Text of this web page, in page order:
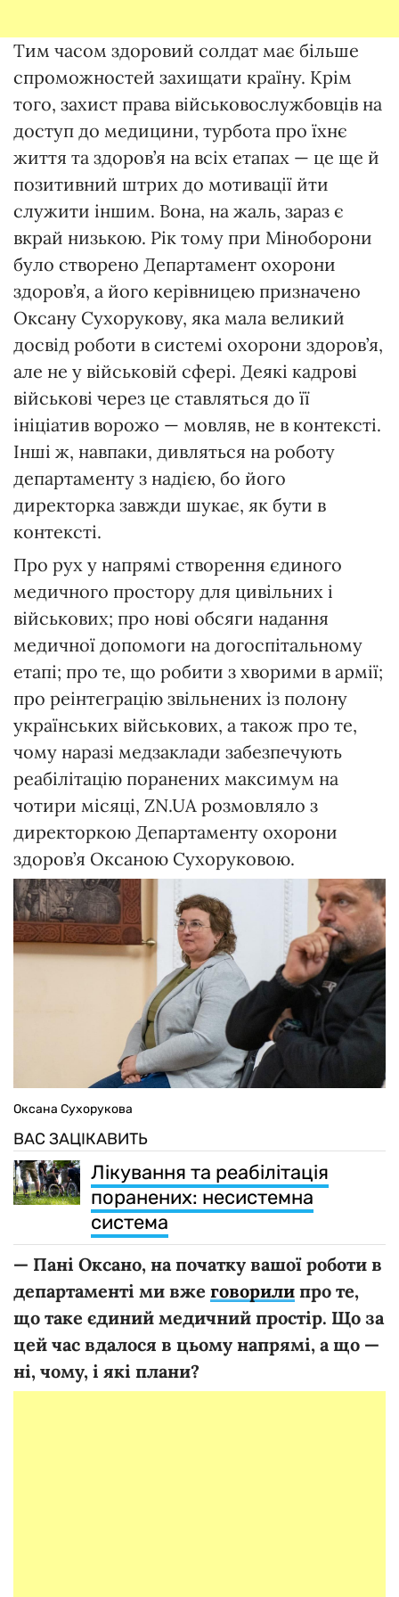
Тим часом здоровий солдат має більше
спроможностей захищати країну. Крім
того, захист права військовослужбовців на
доступ до медицини, турбота про їхнє
життя та здоров’я на всіх етапах — це ще й
позитивний штрих до мотивації йти
служити іншим. Вона, на жаль, зараз є
вкрай низькою. Рік тому при Міноборони
було створено Департамент охорони
здоров’я, а його керівницею призначено
Оксану Сухорукову, яка мала великий
досвід роботи в системі охорони здоров’я,
але не у військовій сфері. Деякі кадрові
військові через це ставляться до її
ініціатив ворожо — мовляв, не в контексті.
Інші ж, навпаки, дивляться на роботу
департаменту з надією, бо його
директорка завжди шукає, як бути в
контексті.
Про рух у напрямі створення єдиного
медичного простору для цивільних і
військових; про нові обсяги надання
медичної допомоги на догоспітальному
етапі; про те, що робити з хворими в армії;
про реінтеграцію звільнених із полону
українських військових, а також про те,
чому наразі медзаклади забезпечують
реабілітацію поранених максимум на
чотири місяці, ZN.UA розмовляло з
директоркою Департаменту охорони
здоров’я Оксаною Сухоруковою.
Оксана Сухорукова
ВАС ЗАЦІКАВИТЬ
Лікування та реабілітація
поранених: несистемна
система
— Пані Оксано, на початку вашої роботи в
департаменті ми вже говорили про те,
що таке єдиний медичний простір. Що за
цей час вдалося в цьому напрямі, а що —
ні, чому, і які плани?